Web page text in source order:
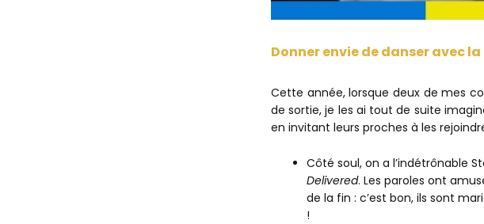
Donner envie de danser avecla
Cette année, lorsque deux de mes
de sortie, je les ai tout de suite
en invitant leurs proches à les
Côté soul, on a l’indétrônable
Delivered. Les paroles ont
de la fin : c’est bon, ils sont
!